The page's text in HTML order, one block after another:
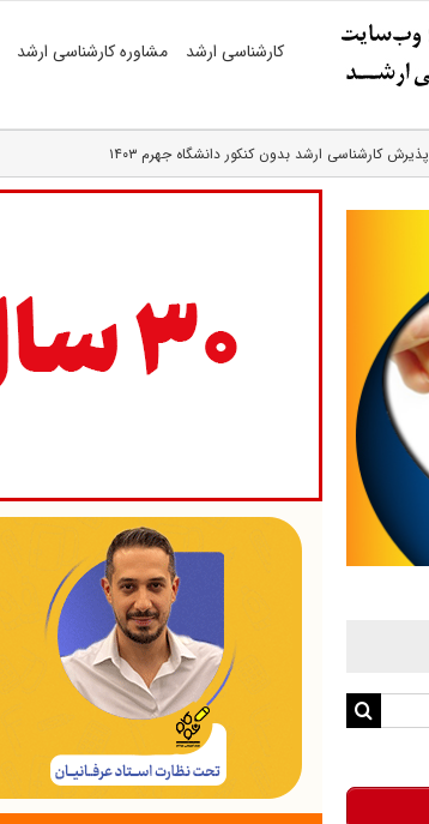
کارشناسی ارشد مشاوره کارشناسی ارشد
پذیرش کارشناسی ارشد بدون کنکور دانشگاه جهرم ۱۴۰۳